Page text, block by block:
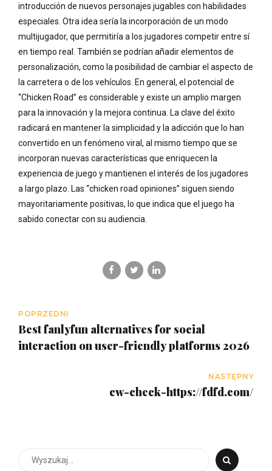
introducción de nuevos personajes jugables con habilidades
especiales. Otra idea sería la incorporación de un modo
multijugador, que permitiría a los jugadores competir entre sí
en tiempo real. También se podrían añadir elementos de
personalización, como la posibilidad de cambiar el aspecto de
la carretera o de los vehículos. En general, el potencial de
“Chicken Road” es considerable y existe un amplio margen
para la innovación y la mejora continua. La clave del éxito
radicará en mantener la simplicidad y la adicción que lo han
convertido en un fenómeno viral, al mismo tiempo que se
incorporan nuevas características que enriquecen la
experiencia de juego y mantienen el interés de los jugadores
a largo plazo. Las “chicken road opiniones” siguen siendo
mayoritariamente positivas, lo que indica que el juego ha
sabido conectar con su audiencia.
POPRZEDNI
Best fanlyfun alternatives for social
interaction on user-friendly platforms 2026
NASTĘPNY
cw-check-https://fdfd.com/